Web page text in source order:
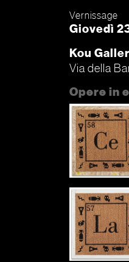
Vernissage
Giovedì
Kou
Via della
Opere in